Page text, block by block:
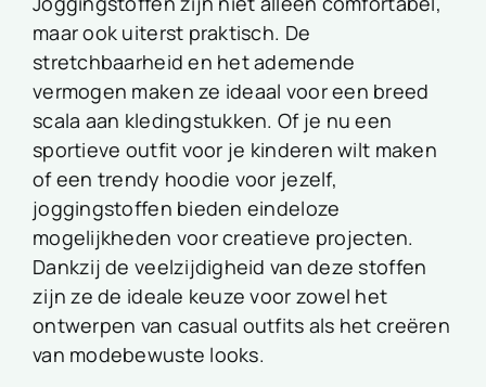
maar ook uiterst praktisch. De
stretchbaarheid en het ademende
vermogen maken ze ideaal voor een breed
scala aan kledingstukken. Of je nu een
sportieve outfit voor je kinderen wilt maken
of een trendy hoodie voor jezelf,
joggingstoffen bieden eindeloze
mogelijkheden voor creatieve projecten.
Dankzij de veelzijdigheid van deze stoffen
zijn ze de ideale keuze voor zowel het
ontwerpen van casual outfits als het creëren
van modebewuste looks.